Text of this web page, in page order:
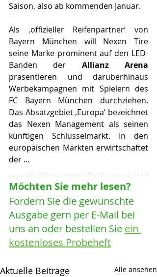
Saison, also ab kommenden Januar.
Als ‚offizieller Reifenpartner‘ von
Bayern München will Nexen Tire
seine Marke prominent auf den LED-
Banden der Allianz Arena
präsentieren und darüberhinaus
Werbekampagnen mit Spielern des
FC Bayern München durchziehen.
Das Absatzgebiet ‚Europa‘ bezeichnet
das Nexen Management als seinen
künftigen Schlüsselmarkt. In den
europäischen Märkten erwirtschaftet
der ...
Möchten Sie mehr lesen?
Fordern Sie die gewünschte
Ausgabe gern per E-Mail bei
uns an oder bestellen Sie ein
kostenloses Probeheft
Aktuelle Beiträge Alle ansehen